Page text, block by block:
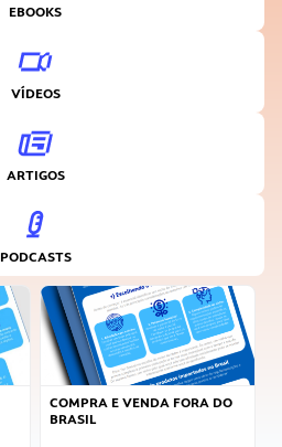
EBOOKS
VÍDEOS
ARTIGOS
PODCASTS
COMPRA E VENDA FORA DO
BRASIL